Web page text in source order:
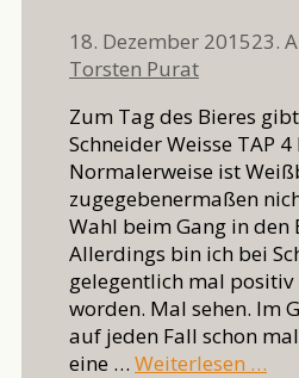
18. Dezember 201523.
Torsten Purat
Zum Tag des Bieres
Schneider Weisse TAP
Normalerweise ist
zugegebenermaßen
Wahl beim Gang in den
Allerdings bin ich bei
gelegentlich mal
worden. Mal sehen. Im
auf jeden Fall schon
eine … Weiterlesen …